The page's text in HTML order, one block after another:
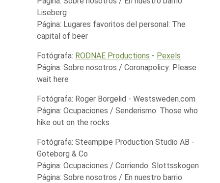
Liseberg
Página: Lugares favoritos del personal: The
capital of beer
Fotógrafa: RODNAE Productions - Pexels
Página: Sobre nosotros / Coronapolicy: Please
wait here
Fotógrafa: Roger Borgelid - Westsweden.com
Página: Ocupaciones / Senderismo: Those who
hike out on the rocks
Fotógrafa: Steampipe Production Studio AB -
Göteborg & Co
Página: Ocupaciones / Corriendo: Slottsskogen
Página: Sobre nosotros / En nuestro barrio: